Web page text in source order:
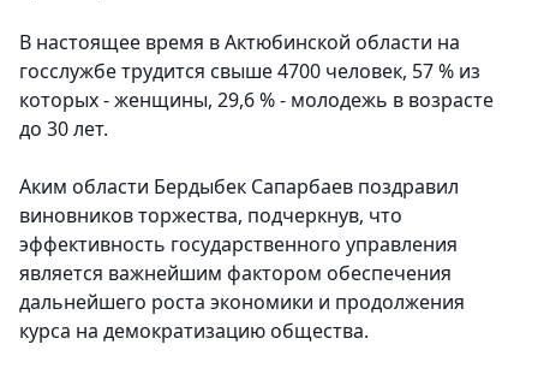
В настоящее время в Актюбинской области на
госслужбе трудится свыше 4700 человек, 57 % из
которых - женщины, 29,6 % - молодежь в возрасте
до 30 лет.
Аким области Бердыбек Сапарбаев поздравил
виновников торжества, подчеркнув, что
эффективность государственного управления
является важнейшим фактором обеспечения
дальнейшего роста экономики и продолжения
курса на демократизацию общества.